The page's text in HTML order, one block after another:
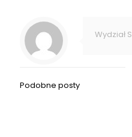
Wydział
Podobne posty